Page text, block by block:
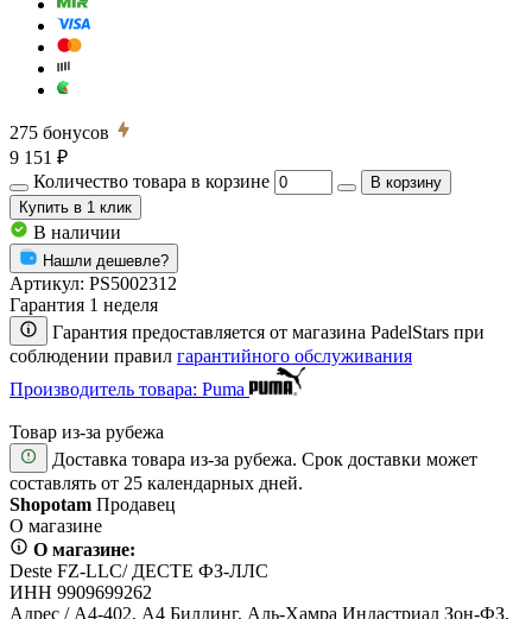
275 бонусов
9 151 ₽
Количество товара в корзине
В корзину
Купить в 1 клик
В наличии
Нашли дешевле?
Артикул: PS5002312
Гарантия 1 неделя
Гарантия предоставляется от магазина PadelStars при
соблюдении правил гарантийного обслуживания
Производитель товара: Puma
Товар из-за рубежа
Доставка товара из-за рубежа. Срок доставки может
составлять от 25 календарных дней.
Shopotam Продавец
О магазине
О магазине:
Deste FZ-LLC/ ДЕСТЕ ФЗ-ЛЛС
ИНН 9909699262
Адрес / А4-402, А4 Билдинг, Аль-Хамра Индастриал Зон-ФЗ,